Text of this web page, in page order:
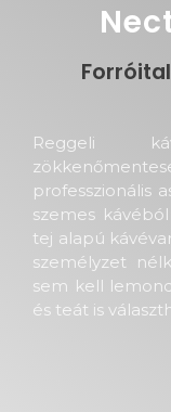
Reggeli
professzionális
szemes
tej alapú
személyzet
sem kell
és teát is